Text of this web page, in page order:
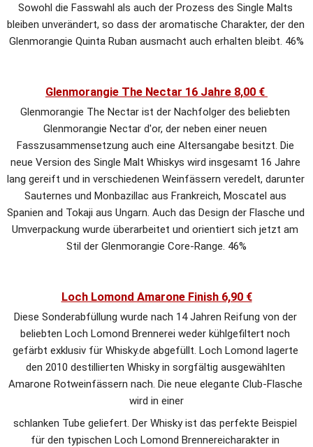
Sowohl die Fasswahl als auch der Prozess des Single Malts
bleiben unverändert, so dass der aromatische Charakter, der den
Glenmorangie Quinta Ruban ausmacht auch erhalten bleibt. 46%
Glenmorangie The Nectar 16 Jahre 8,00 €
Glenmorangie The Nectar ist der Nachfolger des beliebten
Glenmorangie Nectar d'or, der neben einer neuen
Fasszusammensetzung auch eine Altersangabe besitzt. Die
neue Version des Single Malt Whiskys wird insgesamt 16 Jahre
lang gereift und in verschiedenen Weinfässern veredelt, darunter
Sauternes und Monbazillac aus Frankreich, Moscatel aus
Spanien and Tokaji aus Ungarn. Auch das Design der Flasche und
Umverpackung wurde überarbeitet und orientiert sich jetzt am
Stil der Glenmorangie Core-Range. 46%
Loch Lomond Amarone Finish 6,90 €
Diese Sonderabfüllung wurde nach 14 Jahren Reifung von der
beliebten Loch Lomond Brennerei weder kühlgefiltert noch
gefärbt exklusiv für Whisky.de abgefüllt. Loch Lomond lagerte
den 2010 destillierten Whisky in sorgfältig ausgewählten
Amarone Rotweinfässern nach. Die neue elegante Club-Flasche
wird in einer
schlanken Tube geliefert. Der Whisky ist das perfekte Beispiel
für den typischen Loch Lomond Brennereicharakter in